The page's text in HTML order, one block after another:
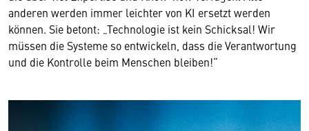
anderen werden immer leichter von KI ersetzt werden
können. Sie betont: „Technologie ist kein Schicksal! Wir
müssen die Systeme so entwickeln, dass die Verantwortung
und die Kontrolle beim Menschen bleiben!“